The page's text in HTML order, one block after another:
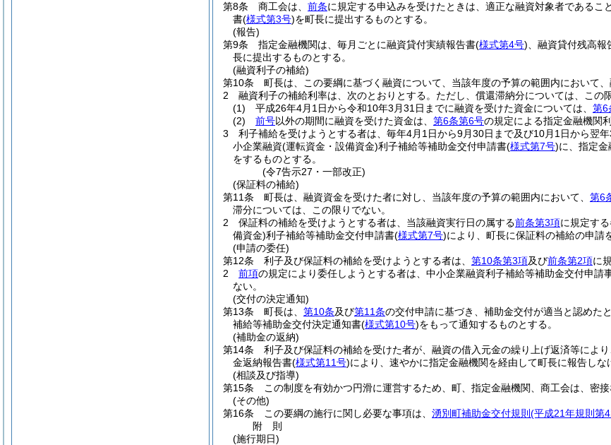
第8条
商工会は、 前条に規定する申込みを受けたときは、適正な融資対象者である
書(様式第3号)を町長に提出するものとする。
(報告)
第9条
指定金融機関は、毎月ごとに融資貸付実績報告書(様式第4号) 、融資貸付残高報
長に提出するものとする。
(融資利子の補給)
第10条
町長は、この要綱に基づく融資について、当該年度の予算の範囲内において、
2
融資利子の補給利率は、次のとおりとする。 ただし、償還滞納分については、この
(1)
平成26年4月1日から令和10年3月31日までに融資を受けた資金については、 第6
(2)
前号以外の期間に融資を受けた資金は、 第6条第6号の規定による指定金融機関
3
利子補給を受けようとする者は、毎年4月1日から9月30日まで及び10月1日から翌
小企業融資(運転資金・設備資金)利子補給等補助金交付申請書(様式第7号)に、指定
をするものとする。
(令7告示27・一部改正)
(保証料の補給)
第11条
町長は、融資資金を受けた者に対し、当該年度の予算の範囲内において、 第6
滞分については、この限りでない。
2
保証料の補給を受けようとする者は、当該融資実行日の属する前条第3項に規定す
備資金)利子補給等補助金交付申請書(様式第7号)により、町長に保証料の補給の申請
(申請の委任)
第12条
利子及び保証料の補給を受けようとする者は、 第10条第3項及び前条第2項に
2
前項の規定により委任しようとする者は、中小企業融資利子補給等補助金交付申請
ない。
(交付の決定通知)
第13条
町長は、 第10条及び第11条の交付申請に基づき、補助金交付が適当と認めた
補給等補助金交付決定通知書(様式第10号)をもって通知するものとする。
(補助金の返納)
第14条
利子及び保証料の補給を受けた者が、融資の借入元金の繰り上げ返済等によ
金返納報告書(様式第11号)により、速やかに指定金融機関を経由して町長に報告しな
(相談及び指導)
第15条
この制度を有効かつ円滑に運営するため、町、指定金融機関、商工会は、密
(その他)
第16条
この要綱の施行に関し必要な事項は、 湧別町補助金交付規則 (平成21年規則第
附 則
(施行期日)